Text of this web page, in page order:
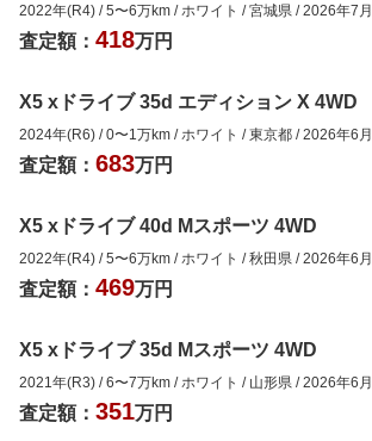
2022年(R4) /5〜6万km / ホワイト /宮城県 /2026年7月
査定額： 418万円
X5 xドライブ 35d エディション X 4WD
2024年(R6) /0〜1 万km / ホワイト /東京都 /2026年6月
査定額： 683万円
X5 xドライブ 40d Mスポーツ 4WD
2022年(R4) /5〜6万km / ホワイト /秋田県 /2026年6月
査定額： 469万円
X5 xドライブ 35d Mスポーツ 4WD
2021年(R3) /6〜7万km / ホワイト / 山形県 /2026年6月
査定額： 351万円